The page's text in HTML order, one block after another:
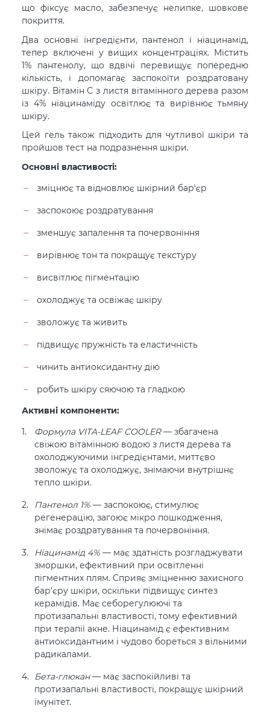
що фіксує масло, забезпечує нелипке, шовкове
покриття.
Два основні інгредієнти, пантенол і ніацинамід,
тепер включені у вищих концентраціях. Містить
1% пантенолу, що вдвічі перевищує попередню
кількість, і допомагає заспокоїти роздратовану
шкіру. Вітамін С з листя вітамінного дерева разом
із 4% ніацинаміду освітлює та вирівнює тьмяну
шкіру.
Цей гель також підходить для чутливої ​​шкіри та
пройшов тест на подразнення шкіри.
Основні властивості:
зміцнює та відновлює шкірний бар'єр
заспокоює роздратування
зменшує запалення та почервоніння
вирівнює тон та покращує текстуру
висвітлює пігментацію
охолоджує та освіжає шкіру
зволожує та живить
підвищує пружність та еластичність
чинить антиоксидантну дію
робить шкіру сяючою та гладкою
Активні компоненти:
Формула VITA-LEAF COOLER— збагачена
свіжою вітамінною водою з листя дерева та
охолоджуючими інгредієнтами, миттєво
зволожує та охолоджує, знімаючи внутрішнє
тепло шкіри.
Пантенол 1% — заспокоює, стимулює
регенерацію, загоює мікро пошкодження,
знімає роздратування та почервоніння.
Ніацинамід 4% — має здатність розгладжувати
зморшки, ефективний при освітленні
пігментних плям. Сприяє зміцненню захисного
бар'єру шкіри, оскільки підвищує синтез
керамідів. Має себорегулюючі та
протизапальні властивості, тому ефективний
при терапії акне. Ніацинамід є ефективним
антиоксидантним і чудово бореться з вільними
радикалами.
Бета-глюкан— має заспокійливі та
протизапальні властивості, покращує шкірний
імунітет.